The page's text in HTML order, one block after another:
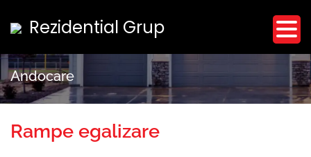
Rezidential Grup
Andocare
Rampe egalizare